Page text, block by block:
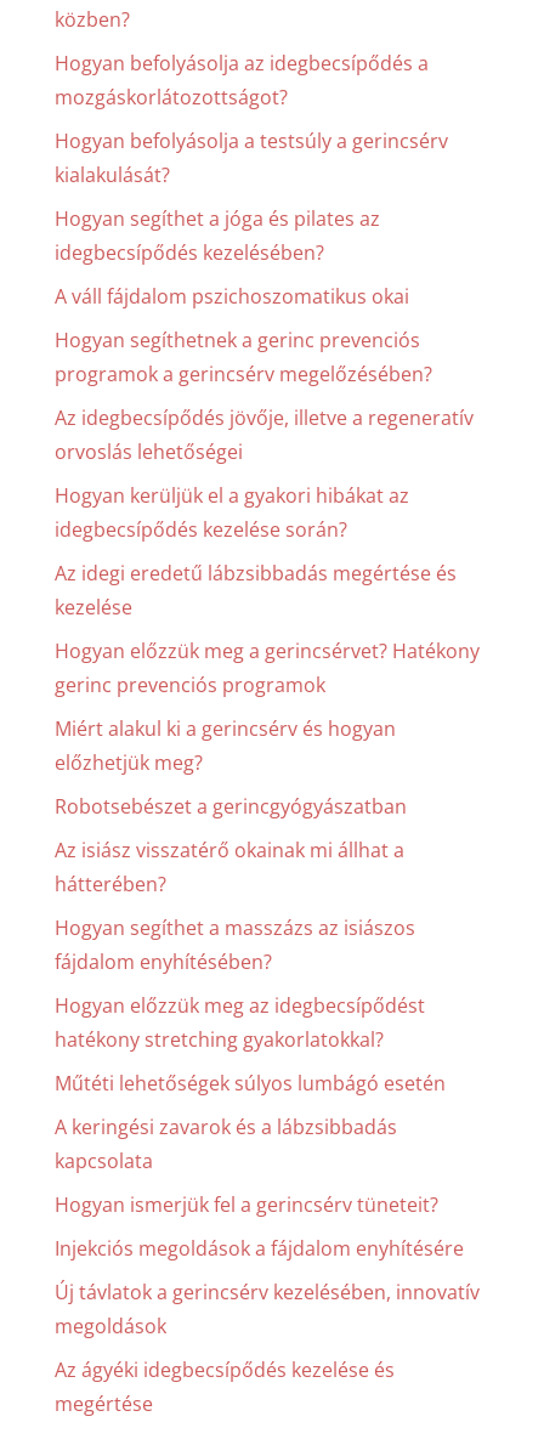
közben?
Hogyan befolyásolja az idegbecsípődés a
mozgáskorlátozottságot?
Hogyan befolyásolja a testsúly a gerincsérv
kialakulását?
Hogyan segíthet a jóga és pilates az
idegbecsípődés kezelésében?
A váll fájdalom pszichoszomatikus okai
Hogyan segíthetnek a gerinc prevenciós
programok a gerincsérv megelőzésében?
Az idegbecsípődés jövője, illetve a regeneratív
orvoslás lehetőségei
Hogyan kerüljük el a gyakori hibákat az
idegbecsípődés kezelése során?
Az idegi eredetű lábzsibbadás megértése és
kezelése
Hogyan előzzük meg a gerincsérvet? Hatékony
gerinc prevenciós programok
Miért alakul ki a gerincsérv és hogyan
előzhetjük meg?
Robotsebészet a gerincgyógyászatban
Az isiász visszatérő okainak mi állhat a
hátterében?
Hogyan segíthet a masszázs az isiászos
fájdalom enyhítésében?
Hogyan előzzük meg az idegbecsípődést
hatékony stretching gyakorlatokkal?
Műtéti lehetőségek súlyos lumbágó esetén
A keringési zavarok és a lábzsibbadás
kapcsolata
Hogyan ismerjük fel a gerincsérv tüneteit?
Injekciós megoldások a fájdalom enyhítésére
Új távlatok a gerincsérv kezelésében, innovatív
megoldások
Az ágyéki idegbecsípődés kezelése és
megértése